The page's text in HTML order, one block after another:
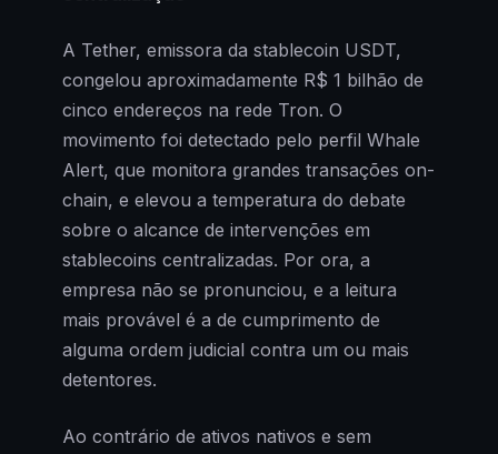
A Tether, emissora da stablecoin USDT,
congelou aproximadamente R$ 1 bilhão de
cinco endereços na rede Tron. O
movimento foi detectado pelo perfil Whale
Alert, que monitora grandes transações on-
chain, e elevou a temperatura do debate
sobre o alcance de intervenções em
stablecoins centralizadas. Por ora, a
empresa não se pronunciou, e a leitura
mais provável é a de cumprimento de
alguma ordem judicial contra um ou mais
detentores.
Ao contrário de ativos nativos e sem